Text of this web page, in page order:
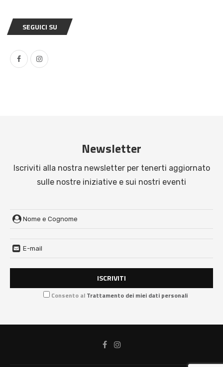
SEGUICI SU
Newsletter
Iscriviti alla nostra newsletter per tenerti aggiornato
sulle nostre iniziative e sui nostri eventi
Consento al Trattamento dei miei dati personali